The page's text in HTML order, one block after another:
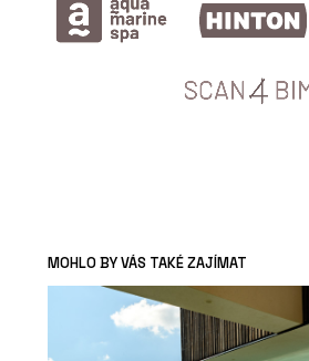
MOHLO BY VÁS TAKÉ ZAJÍMAT